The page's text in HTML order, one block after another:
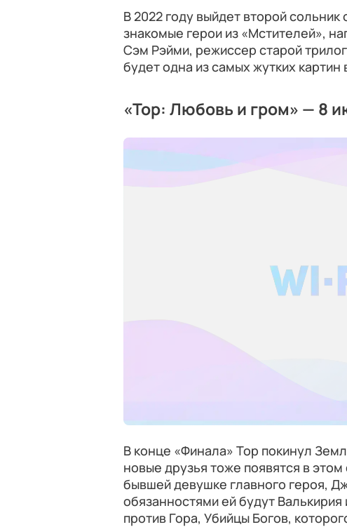
В 2022 году выйдет второй
знакомые герои из «Мстителей»,
Сэм Рэйми, режиссер старой
будет одна из самых жутких картин
«Тор: Любовь и гром» — 8
В конце «Финала» Тор покинул
новые друзья тоже появятся в
бывшей девушке главного героя,
обязанностями ей будут
против Гора, Убийцы Богов,